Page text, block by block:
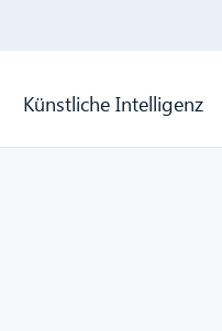
Künstliche Intelligenz